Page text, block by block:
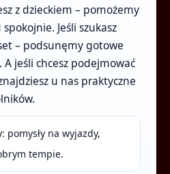
z dzieckiem – pomożemy
Jeśli szukasz
– podsunęmy gotowe
A jeśli chcesz podejmować
u nas praktyczne
pomysły na wyjazdy,
tempie.